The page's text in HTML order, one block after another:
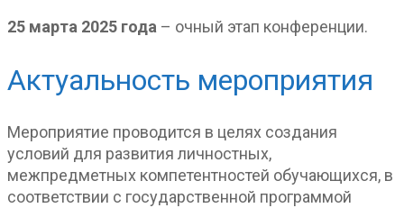
25 марта 2025 года – очный этап конференции.
Актуальность мероприятия
Мероприятие проводится в целях создания
условий для развития личностных,
межпредметных компетентностей обучающихся, в
соответствии с государственной программой